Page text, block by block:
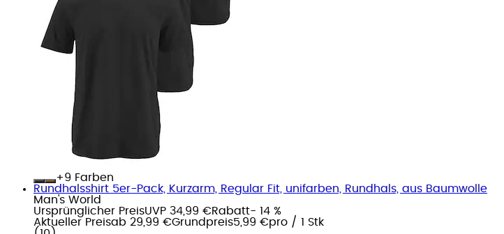
+
Farben
Rundhalsshirt 5er-Pack, Kurzarm, Regular Fit, unifarben, Rundhals, aus Baumwolle
Man's World
Ursprünglicher PreisUVP 34,99 €Rabatt- 14 %
Aktueller Preisab 29,99 €Grundpreis5,99 €pro / 1 Stk